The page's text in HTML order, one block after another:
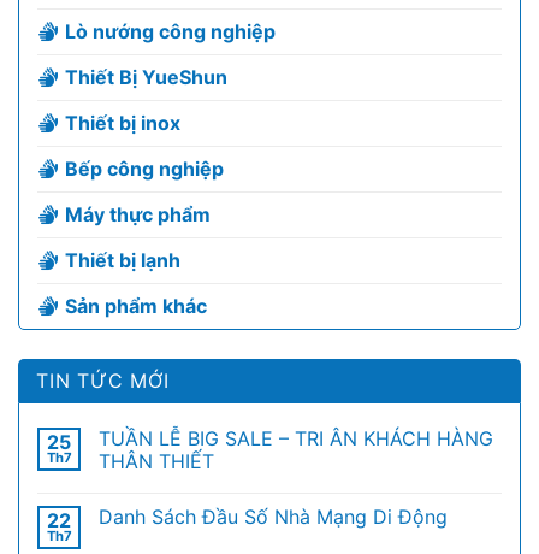
Lò nướng công nghiệp
Thiết Bị YueShun
Thiết bị inox
Bếp công nghiệp
Máy thực phẩm
Thiết bị lạnh
Sản phẩm khác
TIN TỨC MỚI
25
Th7
TUẦN LỄ BIG SALE – TRI ÂN KHÁCH HÀNG
THÂN THIẾT
22
Th7
Danh Sách Đầu Số Nhà Mạng Di Động